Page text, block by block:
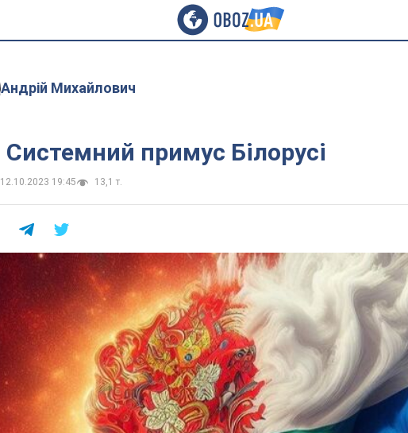
Андрій Михайлович
Системний примус Білорусі
12.10.2023 19:45 13,1 т.